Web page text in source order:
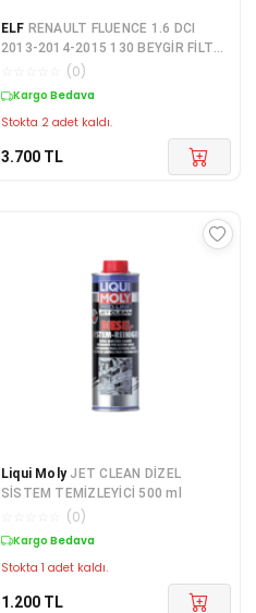
ELF RENAULT FLUENCE 1.6 DCI
2013-2014-2015 130 BEYGİR FİLTRE
SETİ+ELF 5W30 5LT 2026 ÜRETİM
(0)
Kargo Bedava
Stokta 2 adet kaldı.
3.700 TL
Liqui Moly JET CLEAN DİZEL
SİSTEM TEMİZLEYİCİ 500 ml
(0)
Kargo Bedava
Stokta 1 adet kaldı.
1.200 TL